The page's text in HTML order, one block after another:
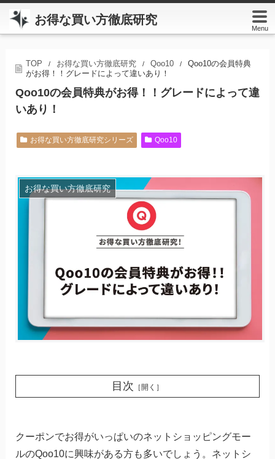
お得な買い方徹底研究
Menu
TOP / お得な買い方徹底研究 / Qoo10 /
Qoo10の会員特典
がお得！！グレードによって違いあり！
Qoo10の会員特典がお得！！グレードによって違
いあり！
お得な買い方徹底研究シリーズ Qoo10
お得な買い方徹底研究
目次 ［開く］
クーポンでお得がいっぱいのネットショッピングモー
ルのQoo10に興味がある方も多いでしょう。ネットシ